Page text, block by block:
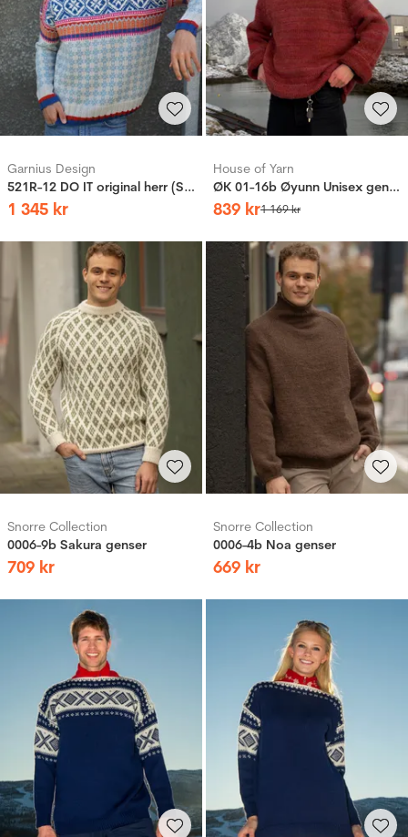
Garnius Design
521R-12 DO IT original herr (Stay)
1 345 kr
House of Yarn
ØK 01-16b Øyunn Unisex genser
839 kr1 169kr
Snorre Collection
0006-9b Sakura genser
709 kr
Snorre Collection
0006-4b Noa genser
669 kr